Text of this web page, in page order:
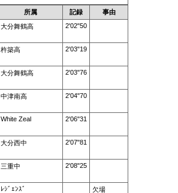
所属 記録
事由
大分舞鶴高 2'02"50
杵築高 2'03"19
大分舞鶴高 2'03"76
中津南高 2'04"70
White Zeal 2'06"31
大分西中 2'07"81
三重中 2'08"25
ﾚｼﾞｪﾝｽﾞ 欠場